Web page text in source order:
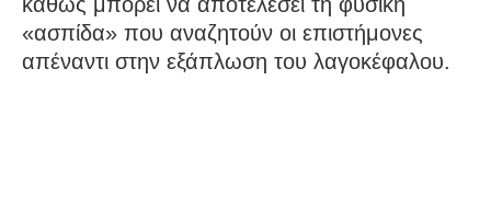
καθώς μπορεί να αποτελέσει τη φυσική
«ασπίδα» που αναζητούν οι επιστήμονες
απέναντι στην εξάπλωση του λαγοκέφαλου.